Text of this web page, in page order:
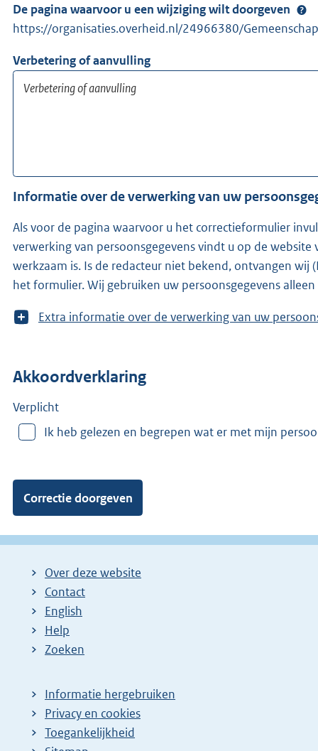
De pagina waarvoor u een wijziging wilt doorgeven
https://organisaties.overheid.nl/24966380/
Verbetering of aanvulling
Informatie over de verwerking van uw
Als voor de pagina waarvoor u het correctieformulier
verwerking van persoonsgegevens vindt u op de
werkzaam is. Is de redacteur niet bekend, ontvangen wij (KOOP -onderdeel van het ministerie van Binnenlandse Zaken en Koninkrijksrelaties-)
het formulier. Wij gebruiken uw persoonsgegevens
T
m
e
:
Extra informatie over de verwerking van uw
Akkoordverklaring
Verplicht
Ik heb gelezen en begrepen wat er met mijn
Over deze website
Contact
English
Help
Zoeken
Informatie hergebruiken
Privacy en cookies
Toegankelijkheid